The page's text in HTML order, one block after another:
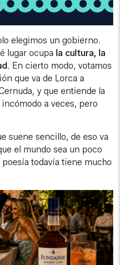
elegimos un gobierno.
lugar ocupa la cultura, la
. En cierto modo, votamos
que va de Lorca a
y que entiende la
a veces, pero
suene sencillo, de eso va
el mundo sea un poco
todavía tiene mucho